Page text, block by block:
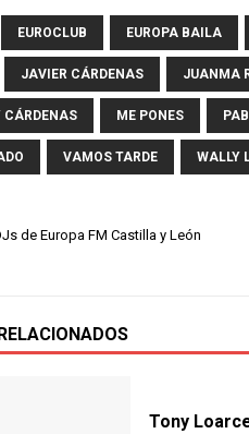
EUROCLUB EUROPA BAILA
JAVIER CÁRDENAS JUANMA
CÁRDENAS ME PONES
VAMOS TARDE WALLY
de Europa FM Castilla y León
Tony